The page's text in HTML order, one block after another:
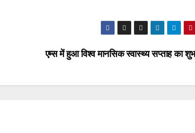
एम्स में हुआ विश्व मानसिक स्वास्थ्य सप्ताह का